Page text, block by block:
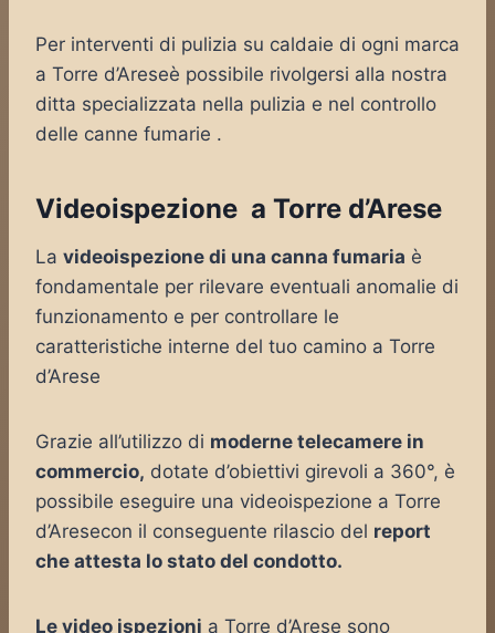
Per interventi di pulizia su caldaie di ogni marca
a Torre d’Areseè possibile rivolgersi alla nostra
ditta specializzata nella pulizia e nel controllo
delle canne fumarie .
Videoispezione a Torre d’Arese
La videoispezione di una canna fumaria è
fondamentale per rilevare eventuali anomalie di
funzionamento e per controllare le
caratteristiche interne del tuo camino a Torre
d’Arese
Grazie all’utilizzo di moderne telecamere in
commercio, dotate d’obiettivi girevoli a 360°, è
possibile eseguire una videoispezione a Torre
d’Aresecon il conseguente rilascio del report
che attesta lo stato del condotto.
Le video ispezioni a Torre d’Arese sono